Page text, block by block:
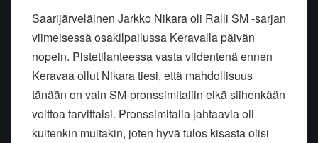
Saarijärveläinen Jarkko Nikara oli Ralli SM -sarjan
viimeisessä osakilpailussa Keravalla päivän
nopein. Pistetilanteessa vasta viidentenä ennen
Keravaa ollut Nikara tiesi, että mahdollisuus
tänään on vain SM-pronssimitaliin eikä siihenkään
voittoa tarvittaisi. Pronssimitalia jahtaavia oli
kuitenkin muitakin, joten hyvä tulos kisasta olisi